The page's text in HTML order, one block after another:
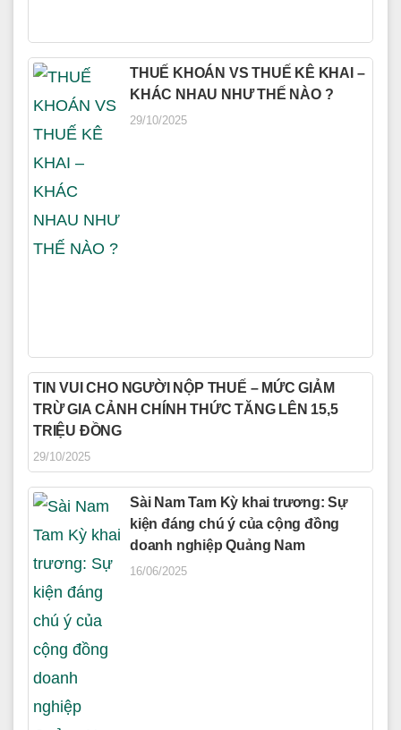
THUẾ KHOÁN VS THUẾ KÊ KHAI –
KHÁC NHAU NHƯ THẾ NÀO ?
29/10/2025
TIN VUI CHO NGƯỜI NỘP THUẾ – MỨC GIẢM
TRỪ GIA CẢNH CHÍNH THỨC TĂNG LÊN 15,5
TRIỆU ĐỒNG
29/10/2025
Sài Nam Tam Kỳ khai trương: Sự
kiện đáng chú ý của cộng đồng
doanh nghiệp Quảng Nam
16/06/2025